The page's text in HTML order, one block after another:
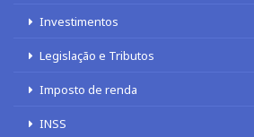
Investimentos
Legislação e Tributos
Imposto de renda
INSS